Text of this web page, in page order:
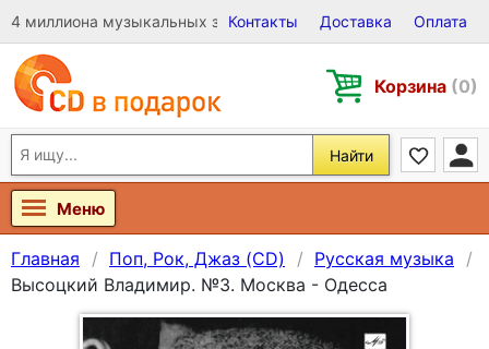
4 миллиона музыкальных записей на Виниле, CD и DVD
Контакты Доставка Оплата
Корзина (0)
Найти
Меню
Главная Поп, Рок, Джаз (CD)
Русская музыка
Высоцкий Владимир. №3. Москва - Одесса